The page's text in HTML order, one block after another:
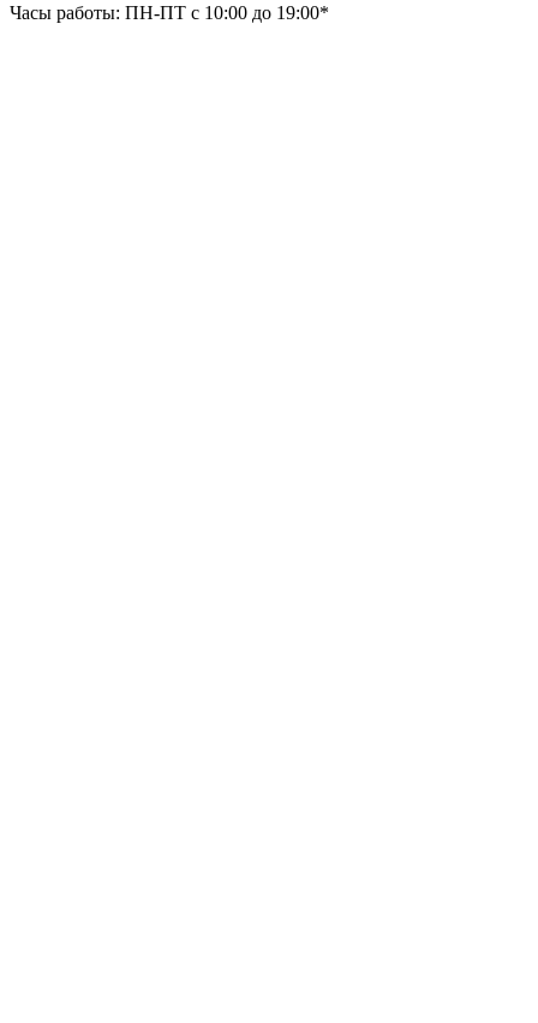
Часы работы: ПН-ПТ с 10:00 до 19:00*